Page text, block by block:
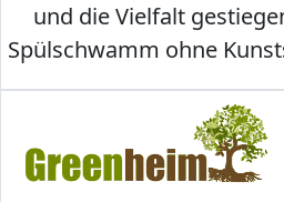
und die Vielfalt
Spülschwamm ohne